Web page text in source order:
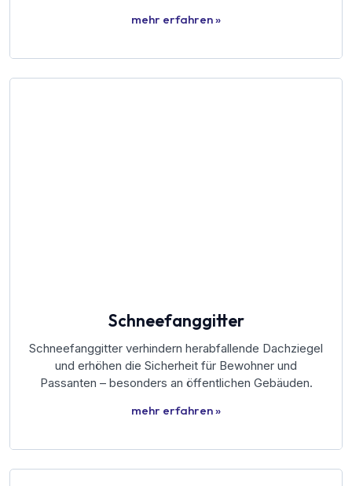
mehr erfahren »
Schneefanggitter
Schneefanggitter verhindern herabfallende Dachziegel
und erhöhen die Sicherheit für Bewohner und
Passanten – besonders an öffentlichen Gebäuden.
mehr erfahren »